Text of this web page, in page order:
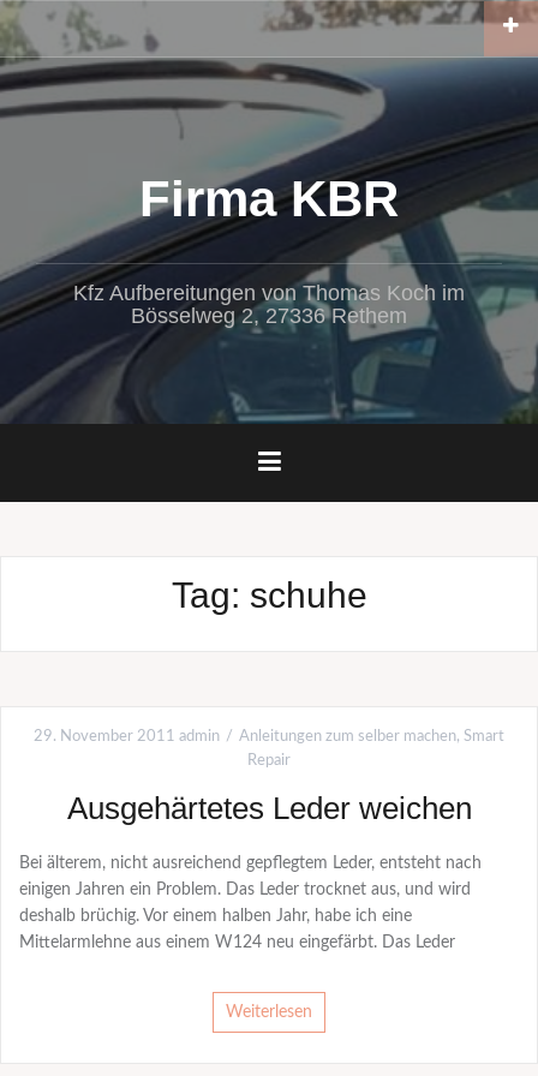
Zum
Inhalt
springen
Firma KBR
Kfz Aufbereitungen von Thomas Koch im
Bösselweg 2, 27336 Rethem
Tag: schuhe
29. November 2011 admin Anleitungen zum selber machen, Smart
Repair
Ausgehärtetes Leder weichen
Bei älterem, nicht ausreichend gepflegtem Leder, entsteht nach
einigen Jahren ein Problem. Das Leder trocknet aus, und wird
deshalb brüchig. Vor einem halben Jahr, habe ich eine
Mittelarmlehne aus einem W124 neu eingefärbt. Das Leder
Weiterlesen